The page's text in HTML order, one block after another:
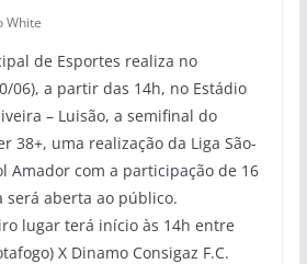
White
de Esportes realiza no
06), a partir das 14h, no Estádio
– Luisão, a semifinal do
38+, uma realização da Liga São-
Amador com a participação de 16
será aberta ao público.
lugar terá início às 14h entre
X Dinamo Consigaz F.C.